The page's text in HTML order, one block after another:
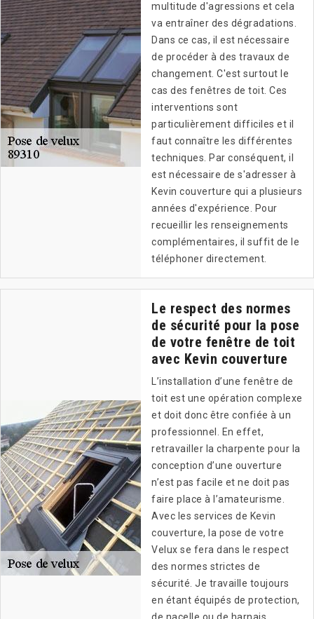
multitude d'agressions et cela
va entraîner des dégradations.
Dans ce cas, il est nécessaire
de procéder à des travaux de
changement. C'est surtout le
cas des fenêtres de toit. Ces
interventions sont
particulièrement difficiles et il
faut connaître les différentes
techniques. Par conséquent, il
est nécessaire de s'adresser à
Kevin couverture qui a plusieurs
années d'expérience. Pour
recueillir les renseignements
complémentaires, il suffit de le
téléphoner directement.
Le respect des normes
de sécurité pour la pose
de votre fenêtre de toit
avec Kevin couverture
L’installation d’une fenêtre de
toit est une opération complexe
et doit donc être confiée à un
professionnel. En effet,
retravailler la charpente pour la
conception d’une ouverture
n’est pas facile et ne doit pas
faire place à l’amateurisme.
Avec les services de Kevin
couverture, la pose de votre
Velux se fera dans le respect
des normes strictes de
sécurité. Je travaille toujours
en étant équipés de protection,